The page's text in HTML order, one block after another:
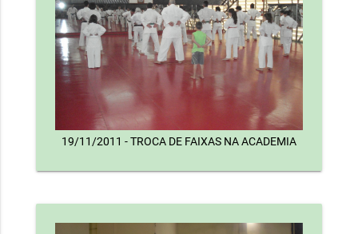
19/11/2011 - TROCA DE FAIXAS NA ACADEMIA